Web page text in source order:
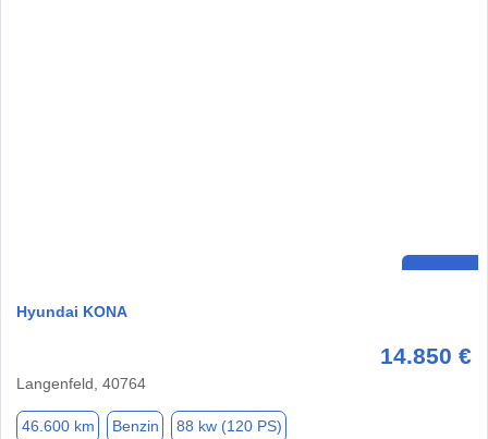
Hyundai KONA
14.850 €
Langenfeld, 40764
46.600 km Benzin 88 kw (120 PS)